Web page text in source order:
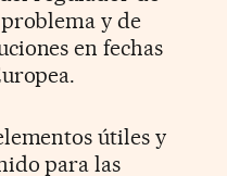
y de
en fechas
útiles y
para las